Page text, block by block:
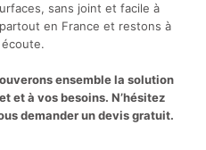
sans joint et facile à
en France et restons à
ensemble la solution
et à vos besoins. N’hésitez
demander un devis gratuit.